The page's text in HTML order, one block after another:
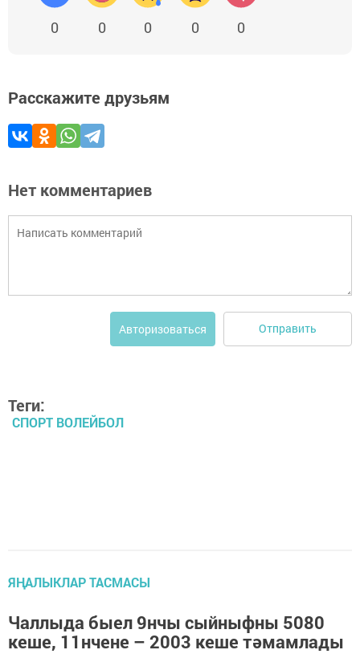
0 0 0 0 0
Расскажите друзьям
Нет комментариев
Авторизоваться Отправить
Теги:
СПОРТ ВОЛЕЙБОЛ
ЯҢАЛЫКЛАР ТАСМАСЫ
Чаллыда быел 9нчы сыйныфны 5080
кеше, 11нчене – 2003 кеше тәмамлады